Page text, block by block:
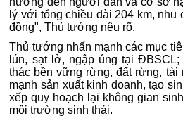
lý với tổng chiều dài 204 km, nhu
đồng", Thủ tướng nêu rõ.
Thủ tướng nhấn mạnh các mục
lún, sạt lở, ngập úng tại
thác bền vững rừng, đất rừng, tài
mạnh sản xuất kinh doanh, tạo
xếp quy hoạch lại không gian
môi trường sinh thái.